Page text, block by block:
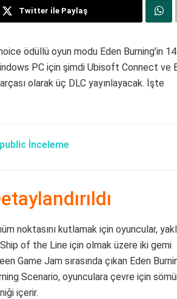
Twitter ile Paylaş
ödüllü oyun modu Eden Burning’in 14
PC için şimdi Ubisoft Connect ve
olarak üç DLC yayınlayacak. İşte
İnceleme
noktasını kutlamak için oyuncular,
of the Line için olmak üzere iki gemi
Game Jam sırasında çıkan Eden
Scenario, oyunculara çevre için
içerir.